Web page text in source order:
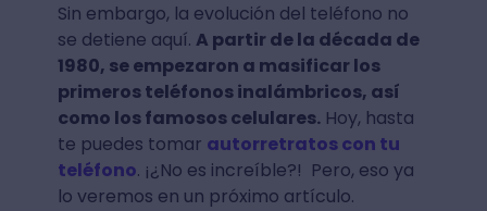
Sin embargo, la evolución del teléfono no
se detiene aquí. A partir de la década de
1980, se empezaron a masificar los
primeros teléfonos inalámbricos, así
como los famosos celulares.Hoy, hasta
te puedes tomar autorretratos con tu
teléfono. ¡¿No es increíble?! Pero, eso ya
lo veremos en un próximo artículo.